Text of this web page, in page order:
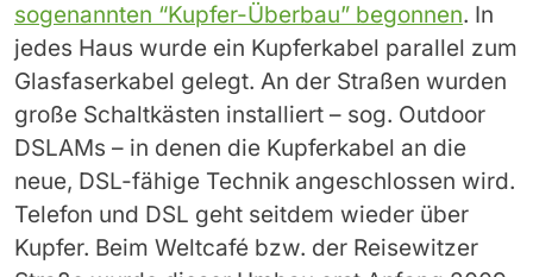
sogenannten “Kupfer-Überbau” begonnen. In
jedes Haus wurde ein Kupferkabel parallel zum
Glasfaserkabel gelegt. An der Straßen wurden
große Schaltkästen installiert – sog. Outdoor
DSLAMs – in denen die Kupferkabel an die
neue, DSL-fähige Technik angeschlossen wird.
Telefon und DSL geht seitdem wieder über
Kupfer. Beim Weltcafé bzw. der Reisewitzer